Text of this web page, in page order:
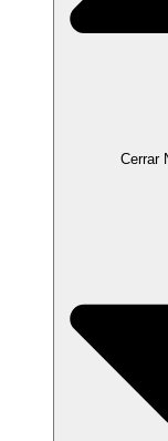
Cerrar